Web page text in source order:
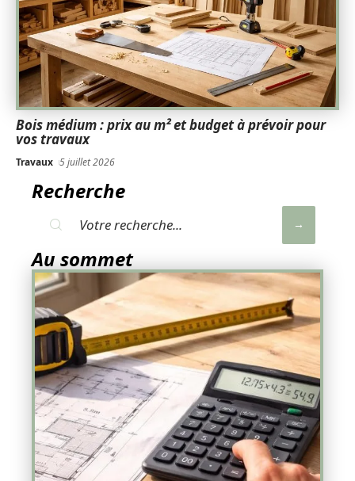
Bois médium : prix au m² et budget à prévoir pour
vos travaux
Travaux 5 juillet 2026
Recherche
Au sommet